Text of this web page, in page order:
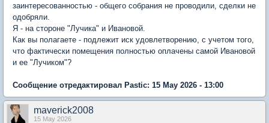
заинтересованностью - общего собрания не проводили, сделки не
одобряли.
Я - на стороне "Лучика" и Ивановой.
Как вы полагаете - подлежит иск удовлетворению, с учетом того,
что фактически помещения полностью оплачены самой Ивановой
и ее "Лучиком"?
Сообщение отредактировал Pastic: 15 May 2026 - 13:00
maverick2008
15 May 2026